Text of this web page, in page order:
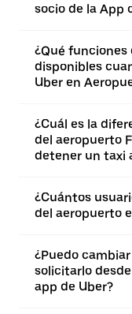
socio de la App
¿Qué
disponibles
Uber en
¿Cuál es la
del aeropuerto
detener un taxi
¿Cuántos
del aeropuerto
¿Puedo
solicitarlo
app de Uber?